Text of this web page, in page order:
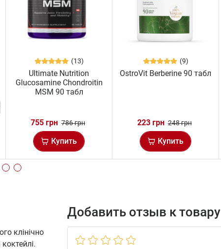
(13)
Ultimate Nutrition
Glucosamine Chondroitin
MSM 90 табл
755 грн 786 грн
Купить
(9)
OstroVit Berberine 90 табл
223 грн 248 грн
Купить
клінічно
Добавить отзыв к товару